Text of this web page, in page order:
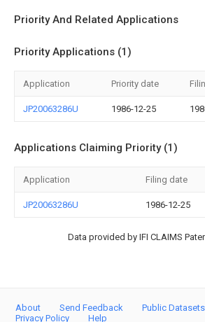
Priority And Related Applications
Priority Applications (1)
Application Priority date
JP20063286U 1986-12-25
Applications Claiming Priority (1)
Application Filing date
JP20063286U 1986-12-25
Data provided by IFI CLAIMS
About Send Feedback Public Datasets
Privacy Policy
Help